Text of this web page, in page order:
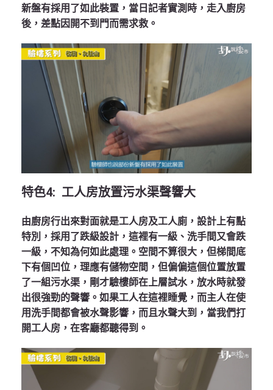
新盤有採用了如此裝置，當日記者實測時，走入廚房
後，差點因開不到門而需求救。
特色4: 工人房放置污水渠聲響大
由廚房行出來對面就是工人房及工人廁，設計上有點
特別，採用了跌級設計，這裡有一級、洗手間又會跌
一級，不知為何如此處理。空間不算很大，但梯間底
下有個凹位，理應有儲物空間，但偏偏這個位置放置
了一組污水渠，剛才驗樓師在上層試水，放水時就發
出很強勁的聲響。如果工人在這裡睡覺，而主人在使
用洗手間都會被水聲影響，而且水聲大到，當我們打
開工人房，在客廳都聽得到。